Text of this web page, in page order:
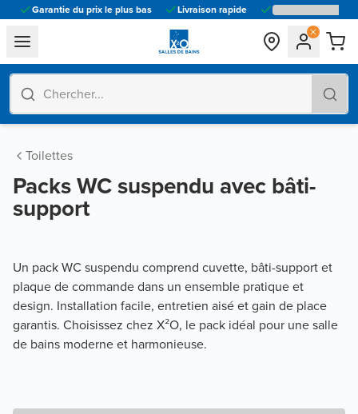
Garantie du prix le plus bas Livraison rapide
general.navigation.toggle_menu.label
Toilettes
Packs WC suspendu avec bâti-
support
Un pack WC suspendu comprend cuvette, bâti-support et
plaque de commande dans un ensemble pratique et
design. Installation facile, entretien aisé et gain de place
garantis. Choisissez chez X²O, le pack idéal pour une salle
de bains moderne et harmonieuse.